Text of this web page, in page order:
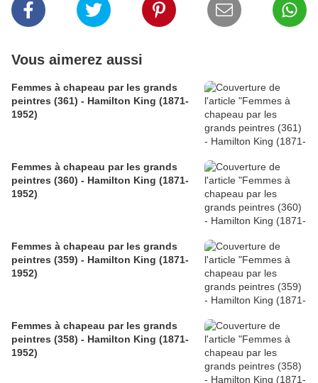
Vous aimerez aussi
Femmes à chapeau par les grands
peintres (361) - Hamilton King (1871-
1952)
Femmes à chapeau par les grands
peintres (360) - Hamilton King (1871-
1952)
Femmes à chapeau par les grands
peintres (359) - Hamilton King (1871-
1952)
Femmes à chapeau par les grands
peintres (358) - Hamilton King (1871-
1952)